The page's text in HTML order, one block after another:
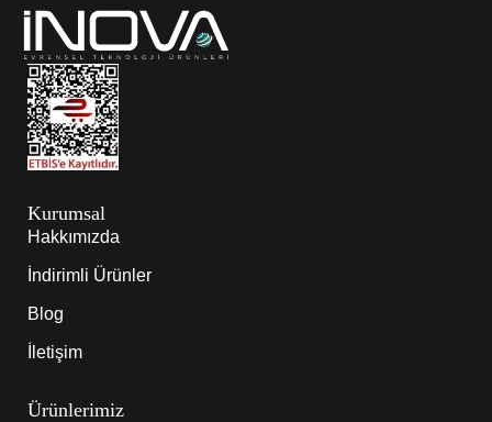
Kurumsal
Hakkımızda
İndirimli Ürünler
Blog
İletişim
Ürünlerimiz